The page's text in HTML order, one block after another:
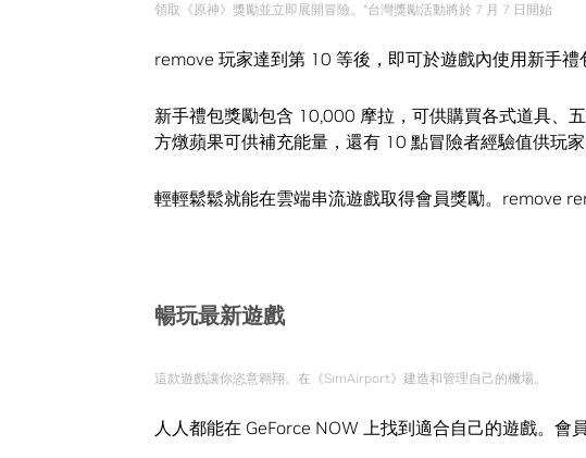
領取《原神》獎勵並立即展開冒險。*台灣獎勵活動將於 7 月 7 日開始
remove 玩家達到第 10 等後，即可於遊戲內使用新手禮
新手禮包獎勵包含 10,000 摩拉，可供購買各式道具、
方燉蘋果可供補充能量，還有 10 點冒險者經驗值供玩家
輕輕鬆鬆就能在雲端串流遊戲取得會員獎勵。remove
暢玩最新遊戲
這款遊戲讓你恣意翱翔。在《SimAirport》建造和管理自己的機場。
人人都能在 GeForce NOW 上找到適合自己的遊戲。會